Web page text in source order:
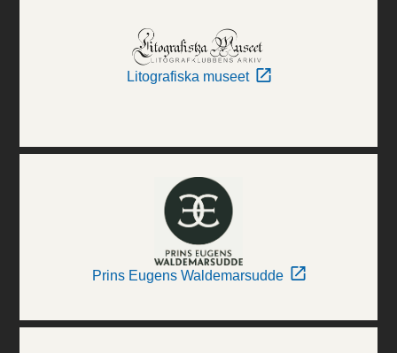
Litografiska museet
Prins Eugens Waldemarsudde